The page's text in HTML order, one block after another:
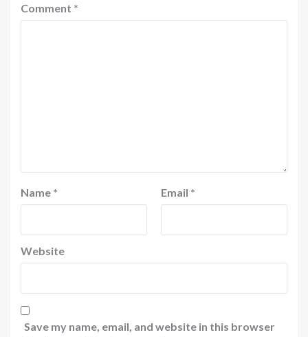
Comment *
Name * Email *
Website
Save my name, email, and website in this browser